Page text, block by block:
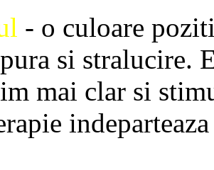
- o culoare
si stralucire.
mai clar si